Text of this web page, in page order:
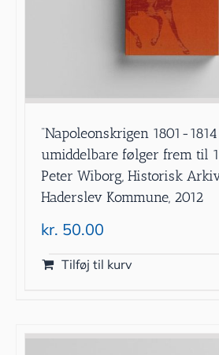
”Napoleonskrigen 1801-
umiddelbare følger frem til
Peter Wiborg, Historisk
Haderslev Kommune, 2012
kr. 50.00
Tilføj til kurv